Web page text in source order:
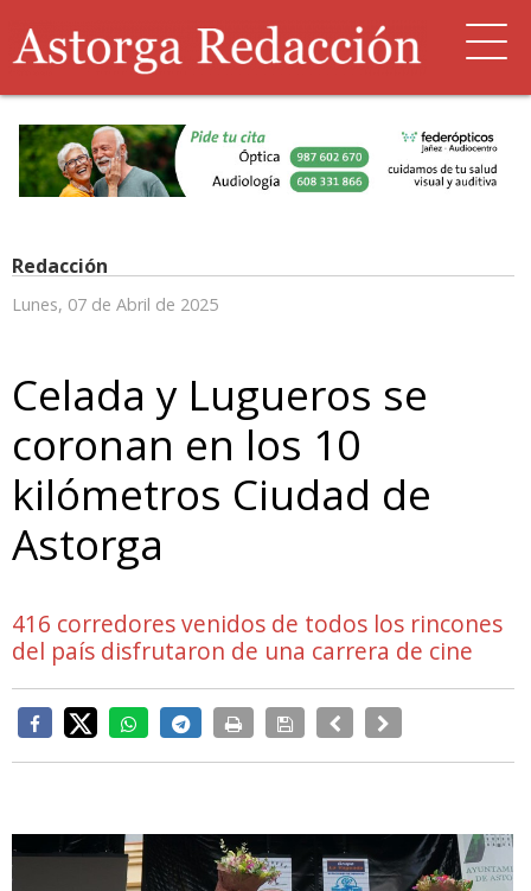
Redacción
Lunes, 07 de Abril de 2025
Celada y Lugueros se
coronan en los 10
kilómetros Ciudad de
Astorga
416 corredores venidos de todos los rincones
del país disfrutaron de una carrera de cine